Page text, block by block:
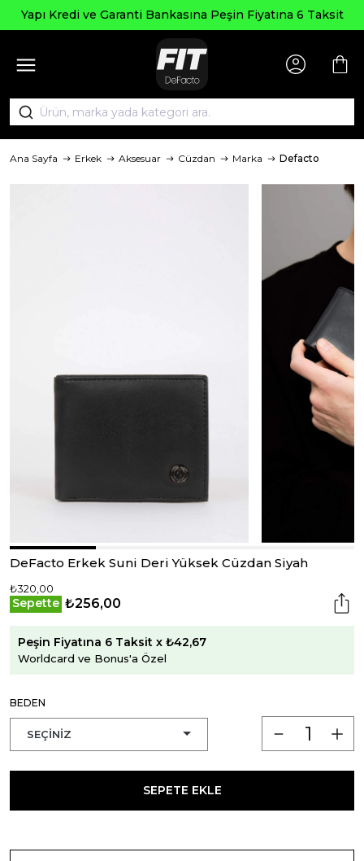
Yapı Kredi ve Garanti Bankasına Peşin Fiyatına 6 Taksit
Ana Sayfa Erkek Aksesuar Cüzdan Marka Defacto
DeFacto Erkek Suni Deri Yüksek Cüzdan Siyah
₺320,00
Sepette ₺256,00
Peşin Fiyatına 6 Taksit x ₺42,67
Worldcard ve Bonus'a Özel
BEDEN
SEPETE EKLE